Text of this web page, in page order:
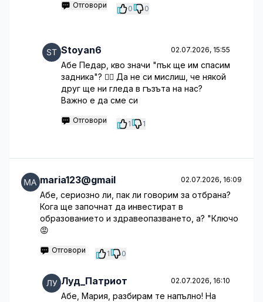
Отговори 0 0
Stoyan6 02.07.2026, 15:55
Абе Педар, кво значи "пък ще им спасим
задника"? 🤦‍♀️ Да не си мислиш, че някой
друг ще ни гледа в гъзъта на нас?
Важно е да сме си
Отговори 1 1
maria123@gmail 02.07.2026, 16:09
Абе, сериозно ли, пак ли говорим за отбрана?
Кога ще започнат да инвестират в
образованието и здравеопазването, а? "Ключо
😡
Отговори 1 0
Луд_Патриот 02.07.2026, 16:10
Абе, Мария, разбирам те напълно! На